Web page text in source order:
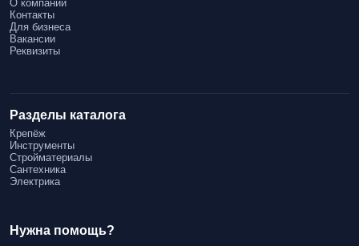
Удобство работы
и приятно работать, это упростит процесс покраски.
Как выбрать надежное качество и по низким ценам
бренды, но не забывайте о качестве.
Рекомендации
пользователей о конкретных материалах.
Консультации
принимайте решение самостоятельно, основываясь на
Как правильно применять лакокрасочные материалы
О компании
Контакты
Для бизнеса
Вакансии
Реквизиты
Разделы каталога
Крепёж
Инструменты
Стройматериалы
Сантехника
Электрика
Нужна помощь?